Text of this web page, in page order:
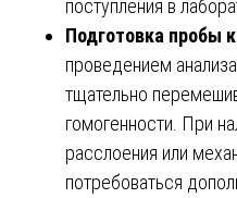
поступления в
Подготовка пробы
проведением
тщательно
гомогенности. При
расслоения или
потребоваться